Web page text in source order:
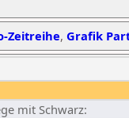
Zeitreihe, Grafik
mit Schwarz: